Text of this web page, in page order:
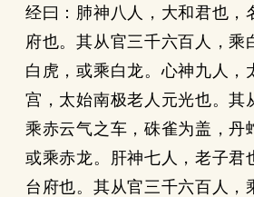
经曰：肺神八人，大和君也，
府也。其从官三千六百人，乘
白虎，或乘白龙。心神九人，
宫，太始南极老人元光也。其
乘赤云气之车，硃雀为盖，丹
或乘赤龙。肝神七人，老子君
台府也。其从官三千六百人，